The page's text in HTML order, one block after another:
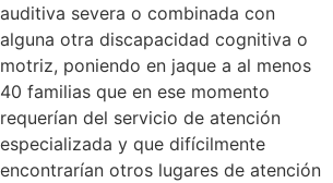
auditiva severa o combinada con
alguna otra discapacidad cognitiva o
motriz, poniendo en jaque a al menos
40 familias que en ese momento
requerían del servicio de atención
especializada y que difícilmente
encontrarían otros lugares de atención